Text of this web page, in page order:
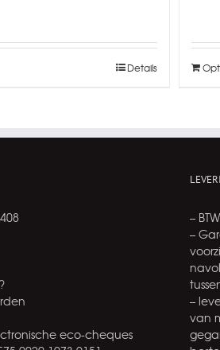
Details
eco-cheques
–
–
–
van